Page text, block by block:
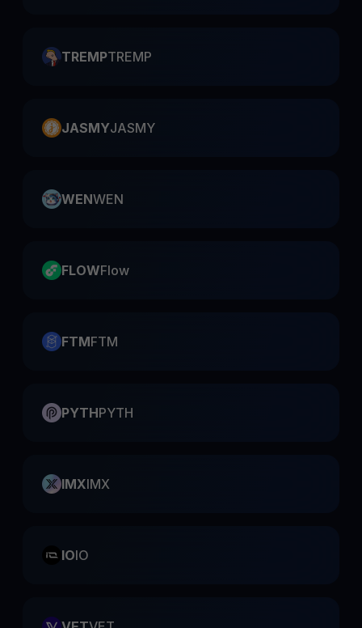
TREMPTREMP
JASMYJASMY
WENWEN
FLOWFlow
FTMFTM
PYTHPYTH
IMXIMX
IOIO